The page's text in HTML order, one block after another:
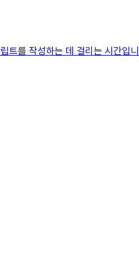
를 작성하는 데 걸리는 시간입